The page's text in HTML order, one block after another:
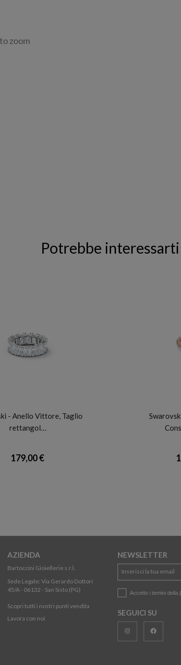
zoom
Potrebbe interessarti
- Anello Vittore, Taglio
rettangol…
179,00 €
AZIENDA
Bartoccini Gioiellerie s.r.l.
Sede Legale: Via Gerardo Dottori
45/A - 06132 - San Sisto (PG)
Scopri tutti i nostri punti vendita
Lavora con noi
NEWSLETTER
Accetto i temini della
SEGUICI SU